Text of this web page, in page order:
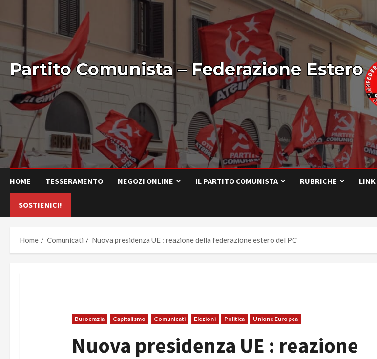
Partito Comunista – Federazione Estero
HOME TESSERAMENTO NEGOZI ONLINE IL PARTITO COMUNISTA RUBRICHE LINK
SOSTIENICI!
Home Comunicati Nuova presidenza UE : reazione della federazione estero del PC
Burocrazia Capitalismo Comunicati Elezioni Politica Unione Europea
Nuova presidenza UE : reazione